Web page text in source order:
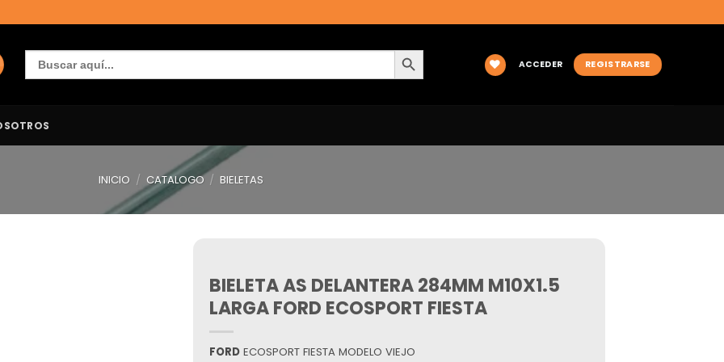
Buscar:
BOTÓN DE BÚSQUEDA
ACCEDER
REGISTRARSE
INICIO / CATALOGO / BIELETAS
BIELETA AS DELANTERA 284MM M10X1.5
LARGA FORD ECOSPORT FIESTA
FORD ECOSPORT FIESTA MODELO VIEJO